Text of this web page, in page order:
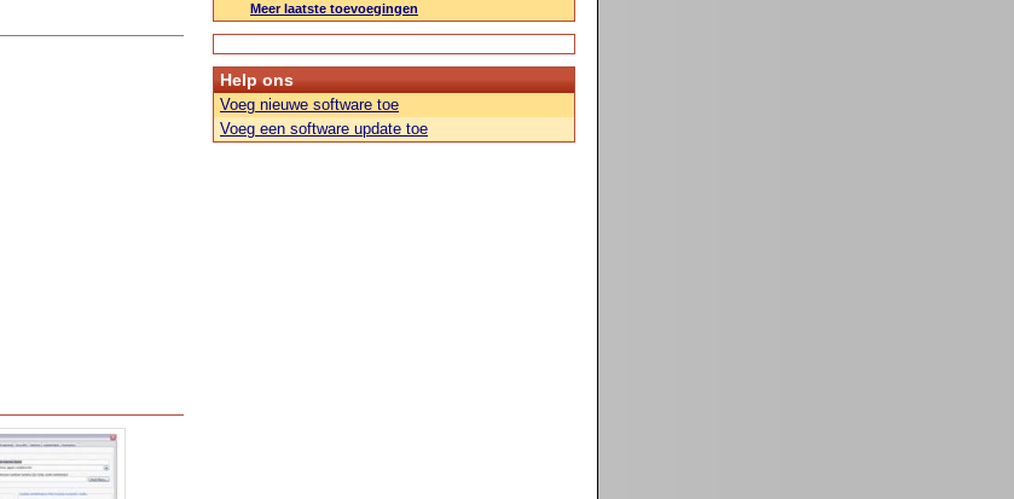
Meer laatste toevoegingen
Help ons
Voeg nieuwe software toe
Voeg een software update toe